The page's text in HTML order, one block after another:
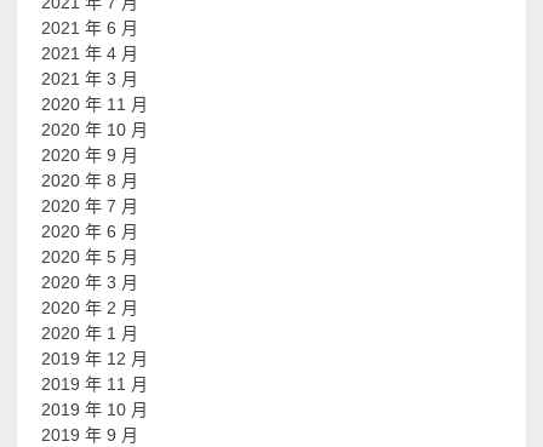
2021 年 6 月
2021 年 4 月
2021 年 3 月
2020 年 11 月
2020 年 10 月
2020 年 9 月
2020 年 8 月
2020 年 7 月
2020 年 6 月
2020 年 5 月
2020 年 3 月
2020 年 2 月
2020 年 1 月
2019 年 12 月
2019 年 11 月
2019 年 10 月
2019 年 9 月